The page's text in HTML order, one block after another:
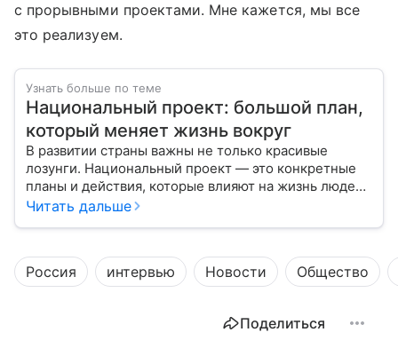
с прорывными проектами. Мне кажется, мы все
это реализуем.
Узнать больше по теме
Национальный проект: большой план,
который меняет жизнь вокруг
В развитии страны важны не только красивые
лозунги. Национальный проект — это конкретные
планы и действия, которые влияют на жизнь людей
уже сегодня.
Читать дальше
Россия интервью Новости Общество
Поделиться